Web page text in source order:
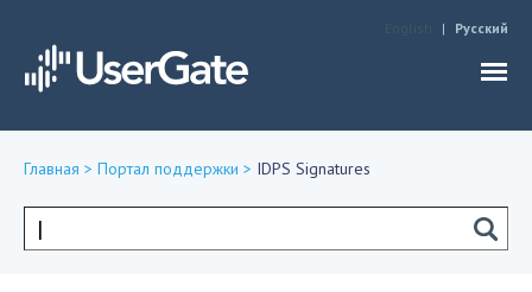
Русский
здесь
Главная > Портал поддержки > IDPS Signatures
Форма